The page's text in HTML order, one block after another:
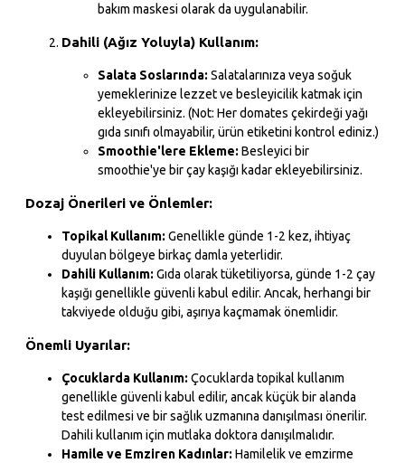
bakım maskesi olarak da uygulanabilir.
Dahili (Ağız Yoluyla) Kullanım:
Salata Soslarında: Salatalarınıza veya soğuk
yemeklerinize lezzet ve besleyicilik katmak için
ekleyebilirsiniz. (Not: Her domates çekirdeği yağı
gıda sınıfı olmayabilir, ürün etiketini kontrol ediniz.)
Smoothie'lere Ekleme: Besleyici bir
smoothie'ye bir çay kaşığı kadar ekleyebilirsiniz.
Dozaj Önerileri ve Önlemler:
Topikal Kullanım: Genellikle günde 1-2 kez, ihtiyaç
duyulan bölgeye birkaç damla yeterlidir.
Dahili Kullanım: Gıda olarak tüketiliyorsa, günde 1-2 çay
kaşığı genellikle güvenli kabul edilir. Ancak, herhangi bir
takviyede olduğu gibi, aşırıya kaçmamak önemlidir.
Önemli Uyarılar:
Çocuklarda Kullanım: Çocuklarda topikal kullanım
genellikle güvenli kabul edilir, ancak küçük bir alanda
test edilmesi ve bir sağlık uzmanına danışılması önerilir.
Dahili kullanım için mutlaka doktora danışılmalıdır.
Hamile ve Emziren Kadınlar: Hamilelik ve emzirme